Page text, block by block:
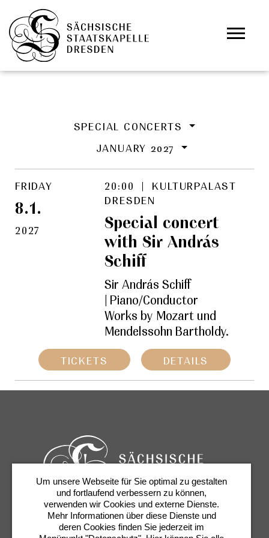
Skip to main content
SPECIAL CONCERTS
JANUARY 2027
FRIDAY
8.1.
2027
20:00 | KULTURPALAST
DRESDEN
Special concert
with Sir András
Schiff
Sir András Schiff
| Piano/Conductor
Works by Mozart und
Mendelssohn Bartholdy.
TICKETS DETAILS
Tickets & Service Newsletter
Contact
Cookies management panel
Um unsere Webseite für Sie optimal zu gestalten
und fortlaufend verbessern zu können,
verwenden wir Cookies und externe Dienste.
Mehr Informationen über diese Dienste und
deren Cookies finden Sie jederzeit im